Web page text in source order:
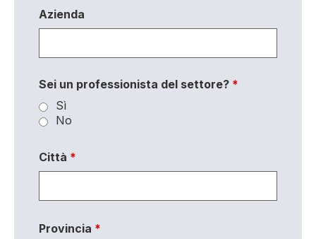
Azienda
Sei un professionista del settore? *
Sì
No
Città *
Provincia *